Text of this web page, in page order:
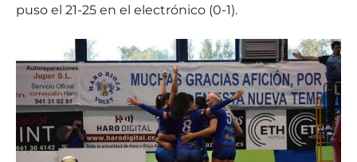
puso el 21-25 en el electrónico (0-1).